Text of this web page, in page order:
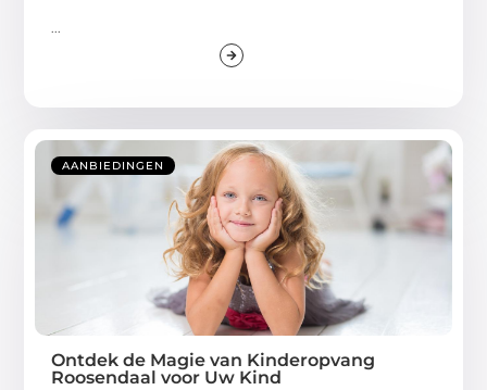
AANBIEDINGEN
Ontdek de Magie van Kinderopvang
Roosendaal voor Uw Kind